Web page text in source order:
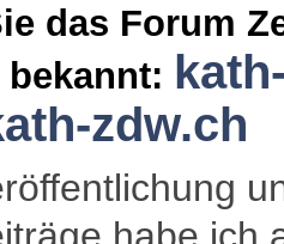
das Forum
zdw.ch
habe ich